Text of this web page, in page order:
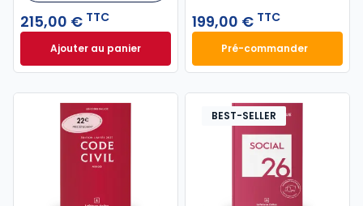
215,00 € TTC
Ajouter au panierMémento Fiscal 2026 à 215,00 € TTC
199,00 € TTC
Pré-commander
Mémento
BEST-SELLER